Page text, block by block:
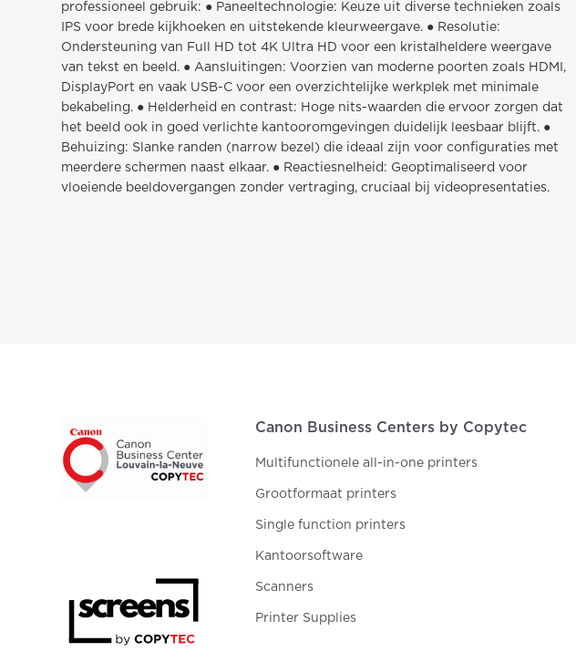
professioneel gebruik: ● Paneeltechnologie: Keuze uit diverse technieken zoals
IPS voor brede kijkhoeken en uitstekende kleurweergave. ● Resolutie:
Ondersteuning van Full HD tot 4K Ultra HD voor een kristalheldere weergave
van tekst en beeld. ● Aansluitingen: Voorzien van moderne poorten zoals HDMI,
DisplayPort en vaak USB-C voor een overzichtelijke werkplek met minimale
bekabeling. ● Helderheid en contrast: Hoge nits-waarden die ervoor zorgen dat
het beeld ook in goed verlichte kantooromgevingen duidelijk leesbaar blijft. ●
Behuizing: Slanke randen (narrow bezel) die ideaal zijn voor configuraties met
meerdere schermen naast elkaar. ● Reactiesnelheid: Geoptimaliseerd voor
vloeiende beeldovergangen zonder vertraging, cruciaal bij videopresentaties.
Canon Business Centers by Copytec
Multifunctionele all-in-one printers
Grootformaat printers
Single function printers
Kantoorsoftware
Scanners
Printer Supplies